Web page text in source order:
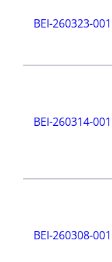
BEI-260323-001
BEI-260314-001
BEI-260308-001